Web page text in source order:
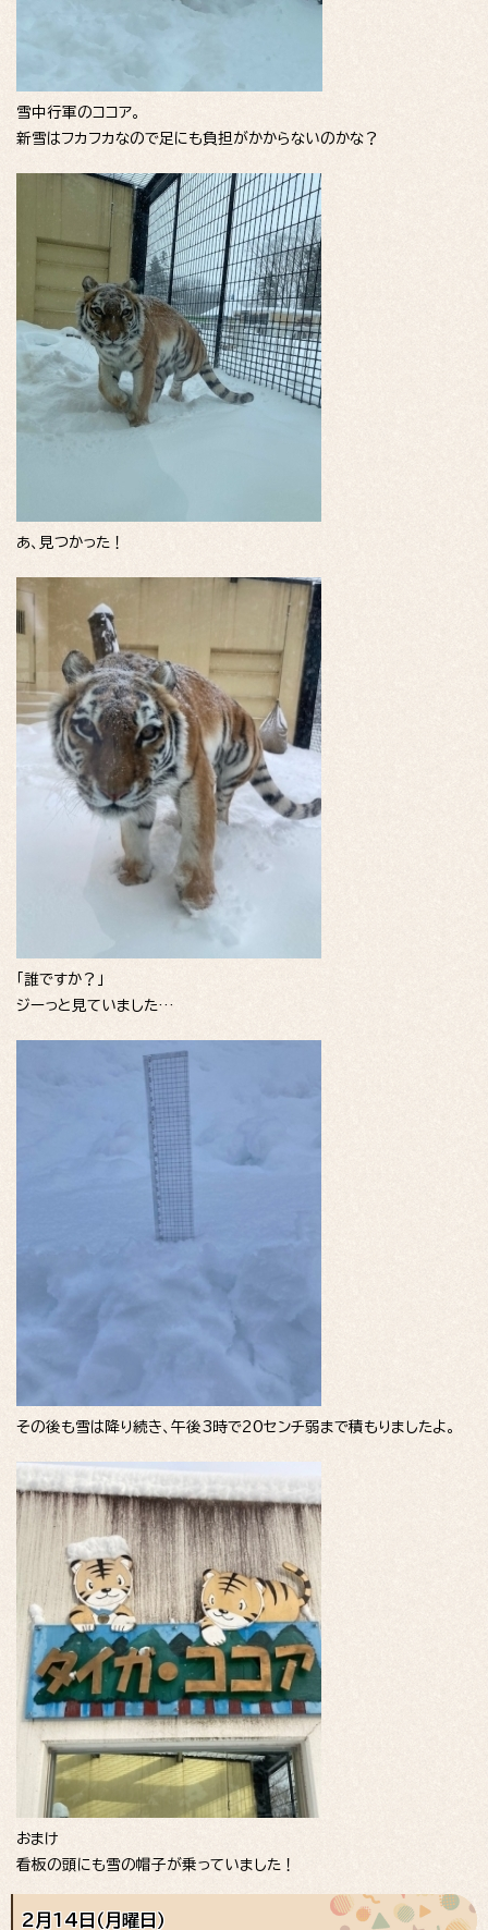
雪中行軍のココア。
新雪はフカフカなので足にも負担がかからないのかな？
あ、見つかった！
「誰ですか？」
ジーっと見ていました…
その後も雪は降り続き、午後3時で20センチ弱まで積もりましたよ。
おまけ
看板の頭にも雪の帽子が乗っていました！
2月14日（月曜日）